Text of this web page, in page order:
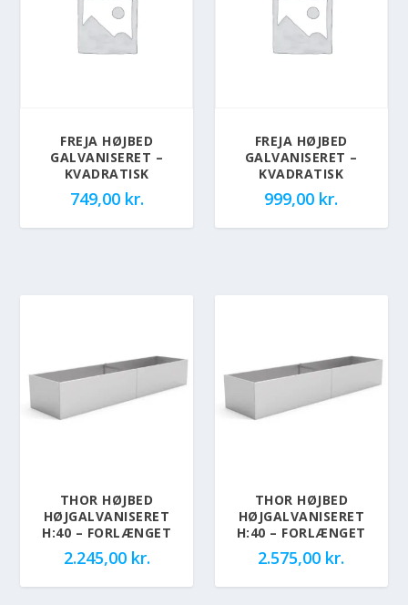
FREJA HØJBED
GALVANISERET –
KVADRATISK
749,00 kr.
FREJA HØJBED
GALVANISERET –
KVADRATISK
999,00 kr.
THOR HØJBED
HØJGALVANISERET
H:40 – FORLÆNGET
2.245,00 kr.
THOR HØJBED
HØJGALVANISERET
H:40 – FORLÆNGET
2.575,00 kr.